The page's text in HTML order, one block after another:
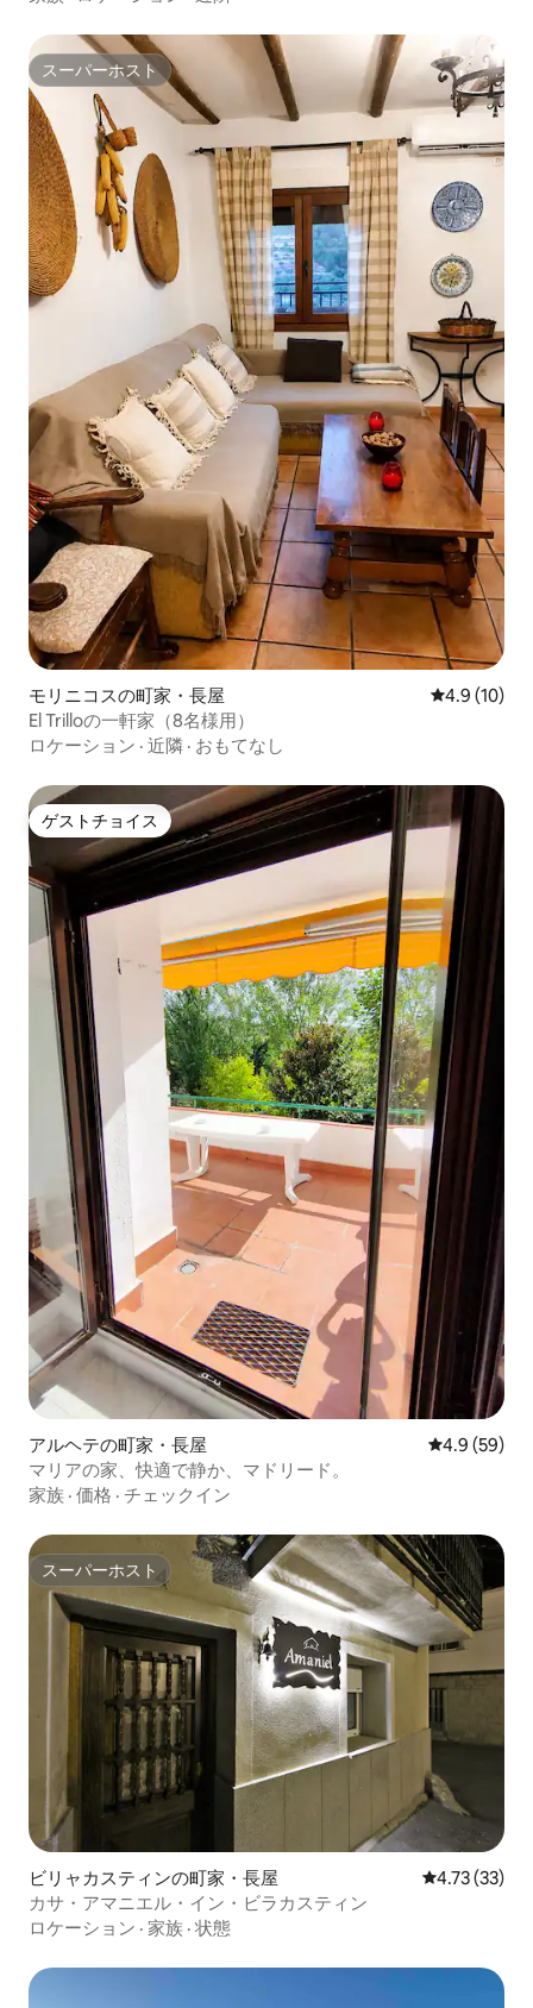
スーパーホスト
スーパーホスト
モリニコスの町家・長屋 レビュー10
4.9 (10)
El Trilloの一軒家（8名様用）
ロケーション · 近隣 · おもてなし
ゲストチョイス
ゲストチョイス
アルヘテの町家・長屋 レビュー59
4.9 (59)
マリアの家、快適で静か、マドリード。
家族 · 価格 · チェックイン
スーパーホスト
スーパーホスト
ビリャカスティンの町家・長屋 レビュー33
4.73 (33)
カサ・アマニエル・イン・ビラカスティン
ロケーション · 家族 · 状態